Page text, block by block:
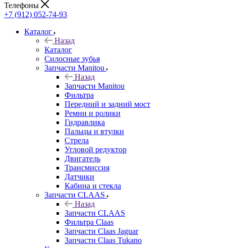
Телефоны
+7 (912) 052-74-93
Каталог
Назад
Каталог
Cилосные зубья
Запчасти Manitou
Назад
Запчасти Manitou
Фильтра
Передний и задний мост
Ремни и ролики
Гидравлика
Пальцы и втулки
Стрела
Угловой редуктор
Двигатель
Трансмиссия
Датчики
Кабина и стекла
Запчасти CLAAS
Назад
Запчасти CLAAS
Фильтра Claas
Запчасти Claas Jaguar
Запчасти Claas Tukano